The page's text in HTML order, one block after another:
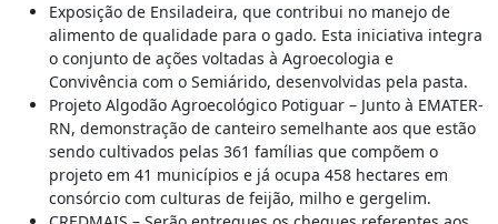
Exposição de Ensiladeira, que contribui no manejo de
alimento de qualidade para o gado. Esta iniciativa integra
o conjunto de ações voltadas à Agroecologia e
Convivência com o Semiárido, desenvolvidas pela pasta.
Projeto Algodão Agroecológico Potiguar – Junto à EMATER-
RN, demonstração de canteiro semelhante aos que estão
sendo cultivados pelas 361 famílias que compõem o
projeto em 41 municípios e já ocupa 458 hectares em
consórcio com culturas de feijão, milho e gergelim.